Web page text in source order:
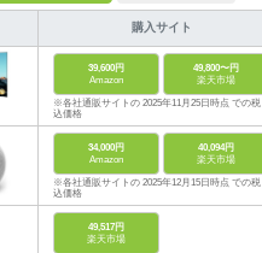
購入サイト
39,600円
Amazon
49,800〜円
楽天市場
※各社通販サイトの 2025年11月25日時点 での税
込価格
34,000円
Amazon
40,094円
楽天市場
※各社通販サイトの 2025年12月15日時点 での税
込価格
49,517円
楽天市場